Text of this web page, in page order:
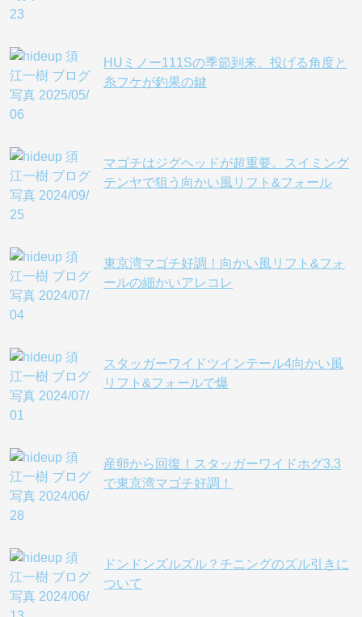
HUミノー111Sの季節到来。投げる角度と
糸フケが釣果の鍵
マゴチはジグヘッドが超重要。スイミング
テンヤで狙う向かい風リフト&フォール
東京湾マゴチ好調！向かい風リフト&フォ
ールの細かいアレコレ
スタッガーワイドツインテール4向かい風
リフト&フォールで爆
産卵から回復！スタッガーワイドホグ3.3
で東京湾マゴチ好調！
ドンドンズルズル？チニングのズル引きに
ついて